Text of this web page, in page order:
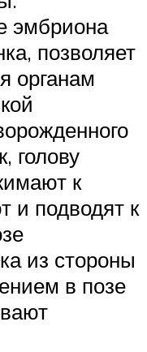
эмбриона
позволяет
органам
голову
к
и подводят к
из стороны
в позе